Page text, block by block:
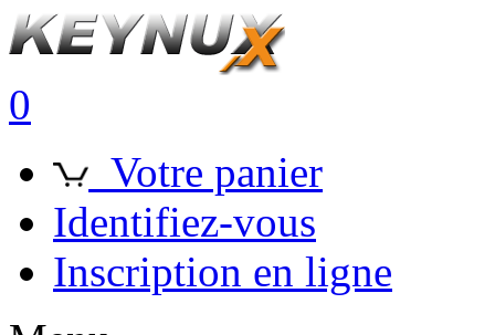
0
Votre panier
Identifiez-vous
Inscription en ligne